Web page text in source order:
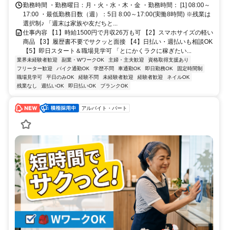
勤務時間 ・勤務曜日：月・火・水・木・金 ・勤務時間： [1] 08:00～
17:00 ・最低勤務日数（週）：5日 8:00～17:00(実働8時間) ※残業は
選択制♪ 「週末は家族や友だちと...
仕事内容 【1】時給1500円で月収26万も可 【2】スマホサイズの軽い
商品 【3】履歴書不要でサクッと面接 【4】日払い・週払いも相談OK
【5】即日スタート＆職場見学可 「とにかくラクに稼ぎたい...
業界未経験者歓迎 副業・WワークOK 主婦・主夫歓迎
資格取得支援あり
フリーター歓迎
バイク通勤OK 学歴不問 車通勤OK 即日勤務OK
固定時間制
職場見学可
平日のみOK 経験不問 未経験者歓迎 経験者歓迎
ネイルOK
残業なし
週払いOK 即日払いOK ブランクOK
アルバイト・パート